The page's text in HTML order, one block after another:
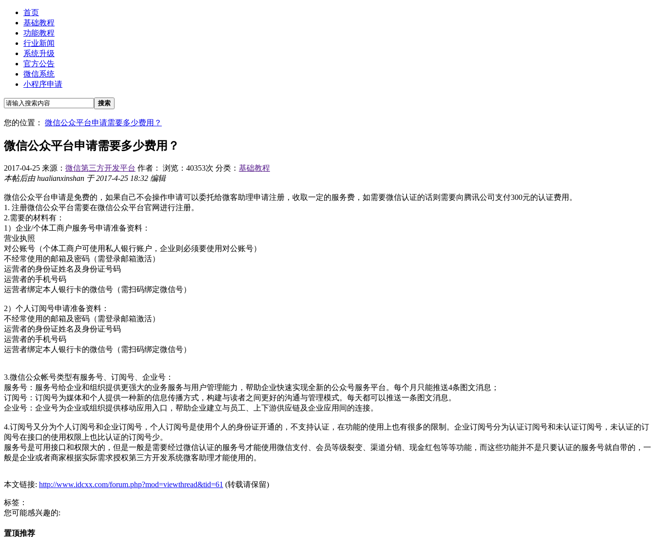
首页
基础教程
功能教程
行业新闻
系统升级
官方公告
微信系统
小程序申请
搜索
您的位置： 微信公众平台申请需要多少费用？
微信公众平台申请需要多少费用？
2017-04-25 来源： 微信第三方开发平台 作者： 浏览：40353次 分类： 基础教程
本帖后由 hualianxinshan 于 2017-4-25 18:32 编辑
微信公众平台申请是免费的，如果自己不会操作申请可以委托给微客助理申请注册，收取一定的服务费，如需要微信认证的话则需要向腾讯公司支付300元的认证费用。
1. 注册微信公众平台需要在微信公众平台官网进行注册。
2.需要的材料有：
1）企业/个体工商户服务号申请准备资料：
营业执照
对公账号（个体工商户可使用私人银行账户，企业则必须要使用对公账号）
不经常使用的邮箱及密码（需登录邮箱激活）
运营者的身份证姓名及身份证号码
运营者的手机号码
运营者绑定本人银行卡的微信号（需扫码绑定微信号）
2）个人订阅号申请准备资料：
不经常使用的邮箱及密码（需登录邮箱激活）
运营者的身份证姓名及身份证号码
运营者的手机号码
运营者绑定本人银行卡的微信号（需扫码绑定微信号）
3.微信公众帐号类型有服务号、订阅号、企业号：
服务号：服务号给企业和组织提供更强大的业务服务与用户管理能力，帮助企业快速实现全新的公众号服务平台。每个月只能推送4条图文消息；
订阅号：订阅号为媒体和个人提供一种新的信息传播方式，构建与读者之间更好的沟通与管理模式。每天都可以推送一条图文消息。
企业号：企业号为企业或组织提供移动应用入口，帮助企业建立与员工、上下游供应链及企业应用间的连接。
4.订阅号又分为个人订阅号和企业订阅号，个人订阅号是使用个人的身份证开通的，不支持认证，在功能的使用上也有很多的限制。企业订阅号分为认证订阅号和未认证订阅号，未认证的订
阅号在接口的使用权限上也比认证的订阅号少。
服务号是可用接口和权限大的，但是一般是需要经过微信认证的服务号才能使用微信支付、会员等级裂变、渠道分销、现金红包等等功能，而这些功能并不是只要认证的服务号就自带的，一
般是企业或者商家根据实际需求授权第三方开发系统微客助理才能使用的。
本文链接: http://www.idcxx.com/forum.php?mod=viewthread&tid=61 (转载请保留)
标签：
您可能感兴趣的:
置顶推荐